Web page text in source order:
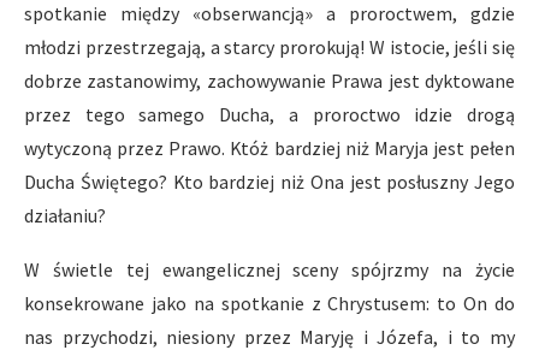
spotkanie między «obserwancją» a proroctwem, gdzie
młodzi przestrzegają, a starcy prorokują! W istocie, jeśli się
dobrze zastanowimy, zachowywanie Prawa jest dyktowane
przez tego samego Ducha, a proroctwo idzie drogą
wytyczoną przez Prawo. Któż bardziej niż Maryja jest pełen
Ducha Świętego? Kto bardziej niż Ona jest posłuszny Jego
działaniu?
W świetle tej ewangelicznej sceny spójrzmy na życie
konsekrowane jako na spotkanie z Chrystusem: to On do
nas przychodzi, niesiony przez Maryję i Józefa, i to my